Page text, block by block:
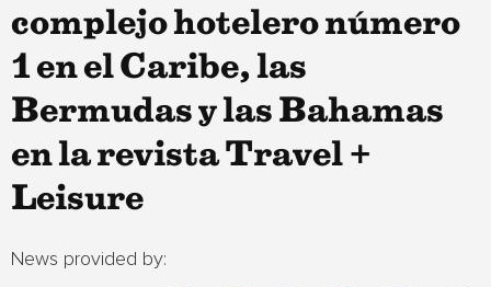
complejo hotelero número
1 en el Caribe, las
Bermudas y las Bahamas
en la revista Travel +
Leisure
News provided by: